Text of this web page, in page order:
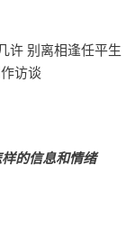
的信息和情绪